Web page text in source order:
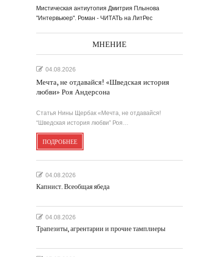
Мистическая антиутопия Дмитрия Плынова
"Интервьюер". Роман - ЧИТАТЬ на ЛитРес
МНЕНИЕ
04.08.2026
Мечта, не отдавайся! «Шведская история
любви» Роя Андерсона
Статья Нины Щербак «Мечта, не отдавайся!
“Шведская история любви” Роя…
ПОДРОБНЕЕ
04.08.2026
Капнист. Всеобщая ябеда
04.08.2026
Трапезиты, агрентарии и прочие тамплиеры